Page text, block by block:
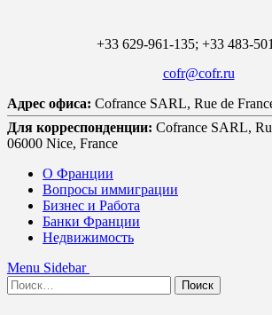
+33 629-961-135; +33 483-
cofr@cofr.ru
Адрес офиса: Cofrance SARL, Rue de
Для корреспонденции: Cofrance SARL,
06000 Nice, France
О Франции
Вопросы иммиграции
Бизнес и Работа
Банки Франции
Недвижимость
Menu Sidebar
Найти: